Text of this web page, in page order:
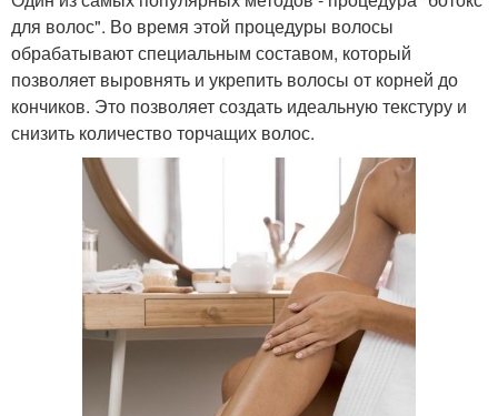
для волос". Во время этой процедуры волосы
обрабатывают специальным составом, который
позволяет выровнять и укрепить волосы от корней до
кончиков. Это позволяет создать идеальную текстуру и
снизить количество торчащих волос.